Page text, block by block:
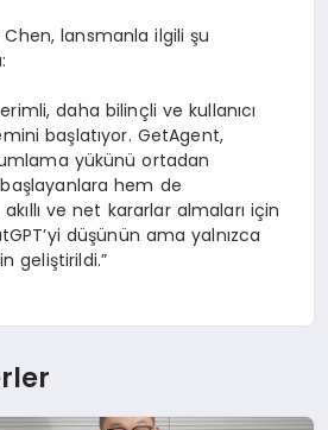
Chen, lansmanla ilgili şu
daha bilinçli ve kullanıcı
başlatıyor. GetAgent,
yükünü ortadan
hem de
ve net kararlar almaları için
düşünün ama yalnızca
geliştirildi.”